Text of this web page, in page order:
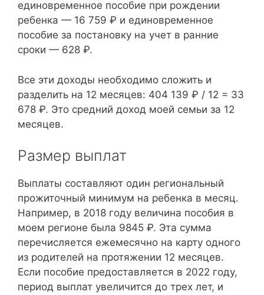
единовременное пособие при рождении
ребенка — 16 759 ₽ и единовременное
пособие за постановку на учет в ранние
сроки — 628 ₽.
Все эти доходы необходимо сложить и
разделить на 12 месяцев: 404 139 ₽ / 12 = 33
678 ₽. Это средний доход моей семьи за 12
месяцев.
Размер выплат
Выплаты составляют один региональный
прожиточный минимум на ребенка в месяц.
Например, в 2018 году величина пособия в
моем регионе была 9845 ₽. Эта сумма
перечисляется ежемесячно на карту одного
из родителей на протяжении 12 месяцев.
Если пособие предоставляется в 2022 году,
период выплат увеличится до трех лет, и